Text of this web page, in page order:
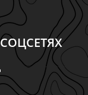
СОЦСЕТЯХ